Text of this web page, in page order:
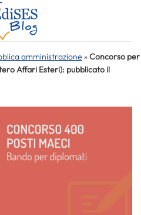
amministrazione »Concorso per
Affari Esteri): pubblicato il